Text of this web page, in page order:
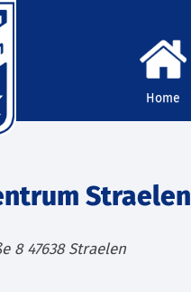
Home
Straelen
8 47638 Straelen